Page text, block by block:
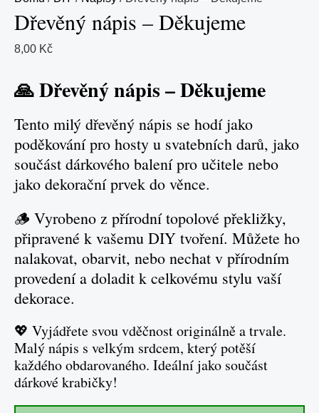
Dřevěný nápis – Děkujeme
8,00 Kč
🙏 Dřevěný nápis – Děkujeme
Tento milý dřevěný nápis se hodí jako
poděkování pro hosty u svatebních darů, jako
součást dárkového balení pro učitele nebo
jako dekorační prvek do věnce.
🪵 Vyrobeno z přírodní topolové překližky,
připravené k vašemu DIY tvoření. Můžete ho
nalakovat, obarvit, nebo nechat v přírodním
provedení a doladit k celkovému stylu vaší
dekorace.
💖 Vyjádřete svou vděčnost originálně a trvale.
Malý nápis s velkým srdcem, který potěší
každého obdarovaného. Ideální jako součást
dárkové krabičky!